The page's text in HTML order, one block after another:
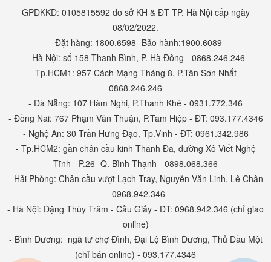
Xe máy điện trẻ em giúp bé vui chơi, vận động, phát triển thể chất
toàn diện hơn. Khi mà tuổi thơ của rất nhiều bé ngày nay là điện
thoại thông minh, là máy tính bảng,...Nên những món đồ chơi vận
động như: cầu trượt cho bé, xe điện cho bé, đồ chơi thể thao,.... sẽ
giúp bé phát triển toàn diện hơn về cả thể chất và tư duy.
GPDKKD: 0105815592 do sở KH & ĐT TP. Hà Nội cấp ngày
08/02/2022.
- Đặt hàng: 1800.6598- Bảo hành:1900.6089
- Hà Nội: số 158 Thanh Bình, P. Hà Đông - 0868.246.246
- Tp.HCM1: 957 Cách Mạng Tháng 8, P.Tân Sơn Nhất -
0868.246.246
- Đà Nẵng: 107 Hàm Nghi, P.Thanh Khê - 0931.772.346
- Đồng Nai: 767 Phạm Văn Thuận, P.Tam Hiệp - ĐT: 093.177.4346
- Nghệ An: 30 Trần Hưng Đạo, Tp.Vinh - ĐT: 0961.342.986
- Tp.HCM2: gần chân cầu kinh Thanh Đa, đường Xô Viết Nghệ
Tĩnh - P.26- Q. Bình Thạnh - 0898.068.366
- Hải Phòng: Chân cầu vượt Lạch Tray, Nguyễn Văn Linh, Lê Chân
- 0968.942.346
- Hà Nội: Đặng Thùy Trâm - Cầu Giấy - ĐT: 0968.942.346 (chỉ giao
online)
- Bình Dương: ngã tư chợ Đình, Đại Lộ Bình Dương, Thủ Dầu Một
(chỉ bán online) - 093.177.4346